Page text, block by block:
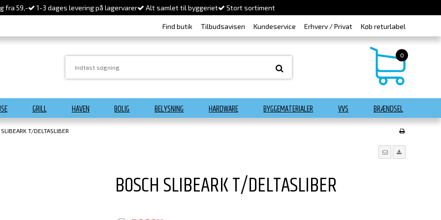
fra 59,- 1-3 dages levering på lagervarer Alt samlet til byggeriet Stort sortiment
Find butik Tilbudsavisen Kundeservice Erhverv / Privat Køb returlabel
0
GRILL HAVEN BOLIG BELYSNING HARDWARE BYGGEMATERIALER VVS BRÆNDSEL
T/DELTASLIBER
BOSCH SLIBEARK T/DELTASLIBER